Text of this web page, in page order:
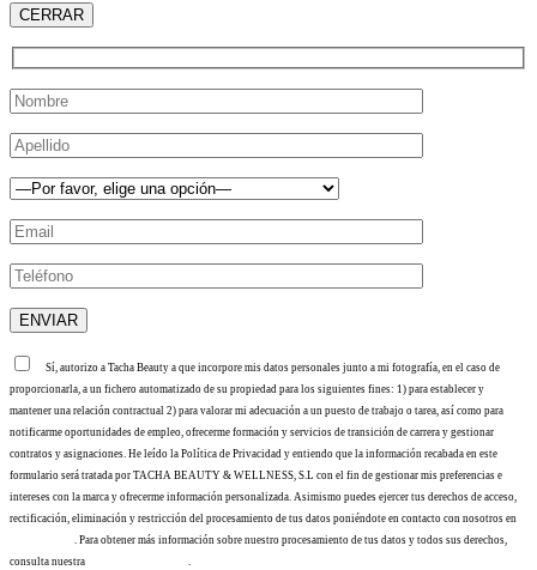
CERRAR
Sí, autorizo a Tacha Beauty a que incorpore mis datos personales junto a mi fotografía, en el caso de
proporcionarla, a un fichero automatizado de su propiedad para los siguientes fines: 1) para establecer y
mantener una relación contractual 2) para valorar mi adecuación a un puesto de trabajo o tarea, así como para
notificarme oportunidades de empleo, ofrecerme formación y servicios de transición de carrera y gestionar
contratos y asignaciones. He leído la Política de Privacidad y entiendo que la información recabada en este
formulario será tratada por TACHA BEAUTY & WELLNESS, S.L con el fin de gestionar mis preferencias e
intereses con la marca y ofrecerme información personalizada. Asimismo puedes ejercer tus derechos de acceso,
rectificación, eliminación y restricción del procesamiento de tus datos poniéndote en contacto con nosotros en
. Para obtener más información sobre nuestro procesamiento de tus datos y todos sus derechos,
consulta nuestra
.